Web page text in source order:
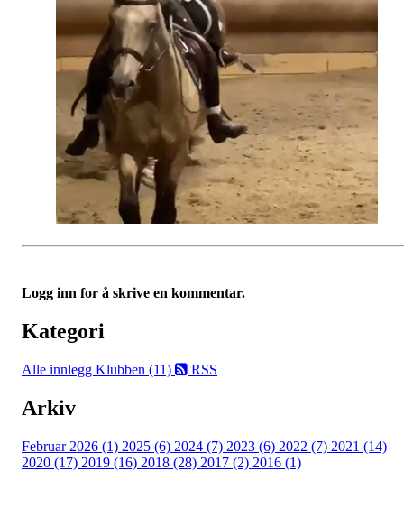
Logg inn for å skrive en kommentar.
Kategori
Alle innlegg Klubben (11) RSS
Arkiv
Februar 2026 (1) 2025 (6) 2024 (7) 2023 (6) 2022 (7) 2021 (14)
2020 (17) 2019 (16) 2018 (28) 2017 (2) 2016 (1)